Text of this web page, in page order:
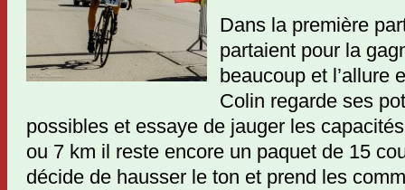
Dans la première
partaient pour la
beaucoup et l’allure
Colin regarde ses
possibles et essaye de jauger les
ou 7 km il reste encore un paquet de 15
décide de hausser le ton et prend les